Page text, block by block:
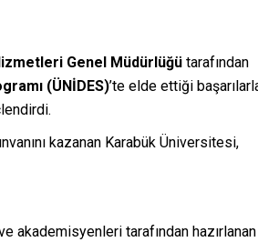
Genel Müdürlüğü tarafından
(ÜNİDES)’te elde ettiği
kazanan Karabük Üniversitesi,
akademisyenleri tarafından hazırlanan